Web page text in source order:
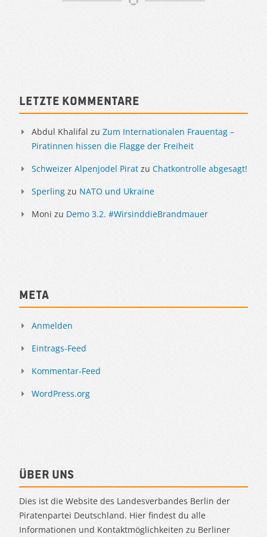
Sidebar
Letzte Kommentare
Abdul Khalifal zu Zum Internationalen Frauentag –
Piratinnen hissen die Flagge der Freiheit
Schweizer Alpenjodel Pirat zu Chatkontrolle abgesagt!
Sperling zu NATO und Ukraine
Moni zu Demo 3.2. #WirsinddieBrandmauer
Meta
Anmelden
Eintrags-Feed
Kommentar-Feed
WordPress.org
Über uns
Dies ist die Website des Landesverbandes Berlin der
Piratenpartei Deutschland. Hier findest du alle
Informationen und Kontaktmöglichkeiten zu Berliner